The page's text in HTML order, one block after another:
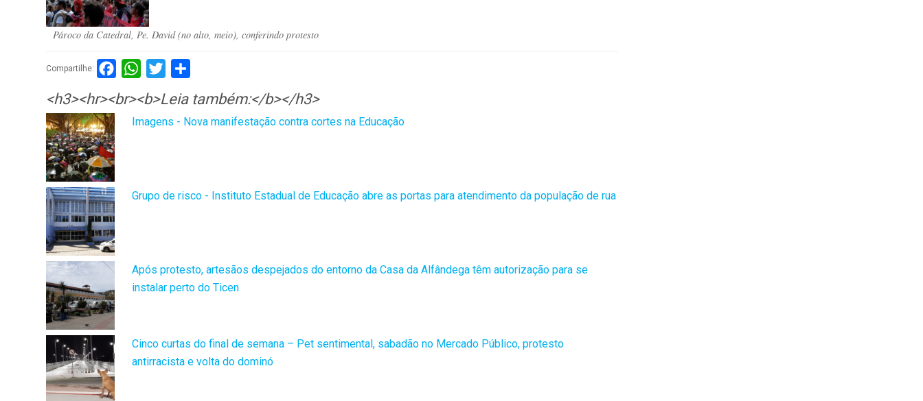
Pároco da Catedral, Pe. David (no alto, meio), conferindo protesto
Compartilhe: FacebookWhatsApp
Twitter
<h3><hr><br><b>Leia também:</b></h3>
Imagens - Nova manifestação contra cortes na Educação
Grupo de risco - Instituto Estadual de Educação abre as portas para atendimento da população de rua
Após protesto, artesãos despejados do entorno da Casa da Alfândega têm autorização para se
instalar perto do Ticen
Cinco curtas do final de semana – Pet sentimental, sabadão no Mercado Público, protesto
antirracista e volta do dominó